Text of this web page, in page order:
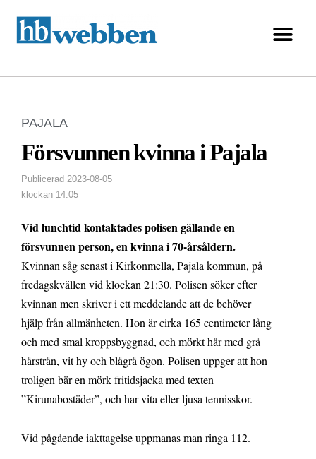
PAJALA
Försvunnen kvinna i Pajala
Publicerad 2023-08-05
klockan 14:05
Vid lunchtid kontaktades polisen gällande en
försvunnen person, en kvinna i 70-årsåldern.
Kvinnan såg senast i Kirkonmella, Pajala kommun, på
fredagskvällen vid klockan 21:30. Polisen söker efter
kvinnan men skriver i ett meddelande att de behöver
hjälp från allmänheten. Hon är cirka 165 centimeter lång
och med smal kroppsbyggnad, och mörkt hår med grå
hårstrån, vit hy och blågrå ögon. Polisen uppger att hon
troligen bär en mörk fritidsjacka med texten
”Kirunabostäder”, och har vita eller ljusa tennisskor.
Vid pågående iakttagelse uppmanas man ringa 112.